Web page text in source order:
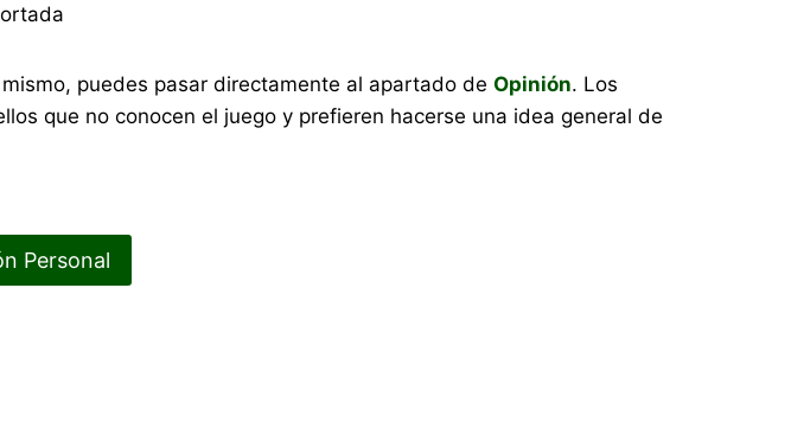
puedes pasar directamente al apartado deOpinión. Los
que no conocen el juego y prefieren hacerse una idea general de
Personal